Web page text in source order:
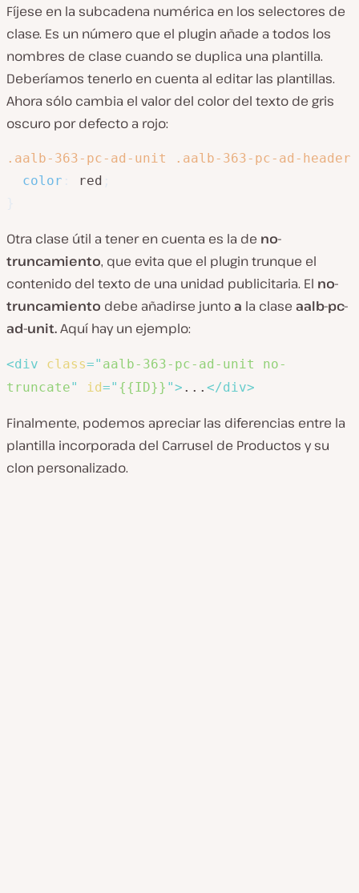
Fíjese en la subcadena numérica en los selectores de
clase. Es un número que el plugin añade a todos los
nombres de clase cuando se duplica una plantilla.
Deberíamos tenerlo en cuenta al editar las plantillas.
Ahora sólo cambia el valor del color del texto de gris
oscuro por defecto a rojo:
.aalb-363-pc-ad-unit .aalb-363-pc-ad-header
color
red
Otra clase útil a tener en cuenta es la de no-
truncamiento, que evita que el plugin trunque el
contenido del texto de una unidad publicitaria. El no-
truncamiento debe añadirse juntoa la clase aalb-pc-
ad-unit.Aquí hay un ejemplo:
<div class=" aalb-363-pc-ad-unit no-
truncate" id=" {{ID}} "> ... </div>
Finalmente, podemos apreciar las diferencias entre la
plantilla incorporada del Carrusel de Productos y su
clon personalizado.